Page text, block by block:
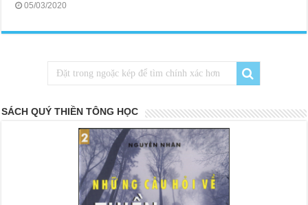
05/03/2020
SÁCH QUÝ THIỀN TÔNG HỌC